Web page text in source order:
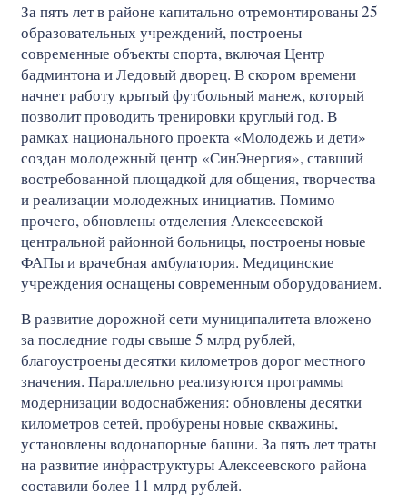
За пять лет в районе капитально отремонтированы 25
образовательных учреждений, построены
современные объекты спорта, включая Центр
бадминтона и Ледовый дворец. В скором времени
начнет работу крытый футбольный манеж, который
позволит проводить тренировки круглый год. В
рамках национального проекта «Молодежь и дети»
создан молодежный центр «СинЭнергия», ставший
востребованной площадкой для общения, творчества
и реализации молодежных инициатив. Помимо
прочего, обновлены отделения Алексеевской
центральной районной больницы, построены новые
ФАПы и врачебная амбулатория. Медицинские
учреждения оснащены современным оборудованием.
В развитие дорожной сети муниципалитета вложено
за последние годы свыше 5 млрд рублей,
благоустроены десятки километров дорог местного
значения. Параллельно реализуются программы
модернизации водоснабжения: обновлены десятки
километров сетей, пробурены новые скважины,
установлены водонапорные башни. За пять лет траты
на развитие инфраструктуры Алексеевского района
составили более 11 млрд рублей.